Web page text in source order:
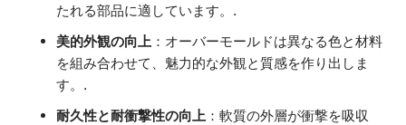
たれる部品に適しています。.
美的外観の向上 ：オーバーモールドは異なる色と材料
を組み合わせて、魅力的な外観と質感を作り出しま
す。.
耐久性と耐衝撃性の向上 ：軟質の外層が衝撃を吸収